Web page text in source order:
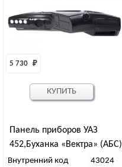
Панель приборов УАЗ
452,Буханка «Вектра» (АБС)
5 730 ₽
Внутренний код 43024
КУПИТЬ